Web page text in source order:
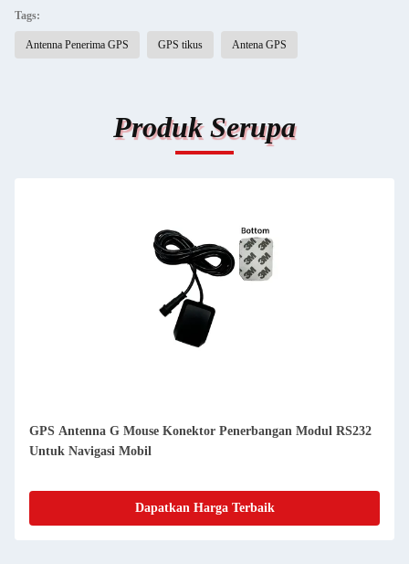
Tags:
Antenna Penerima GPS GPS tikus Antena GPS
Produk Serupa
GPS Antenna G Mouse Konektor Penerbangan Modul RS232
Untuk Navigasi Mobil
Dapatkan Harga Terbaik